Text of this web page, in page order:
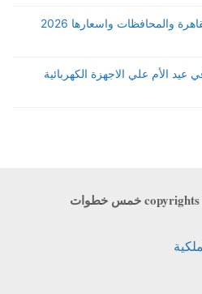
اجمل أماكن خروجة العيد في القاهرة والمحافظات واسعارها 2026
كارفور مارس 2026 في عيد الأم علي الاجهزة الكهربائية